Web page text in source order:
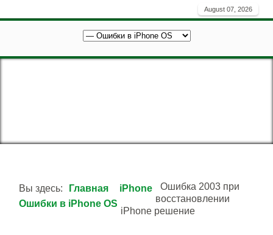
August 07, 2026
Вы здесь: Главная
iPhone
Ошибки в iPhone OS
Ошибка 2003 при
восстановлении
iPhone решение